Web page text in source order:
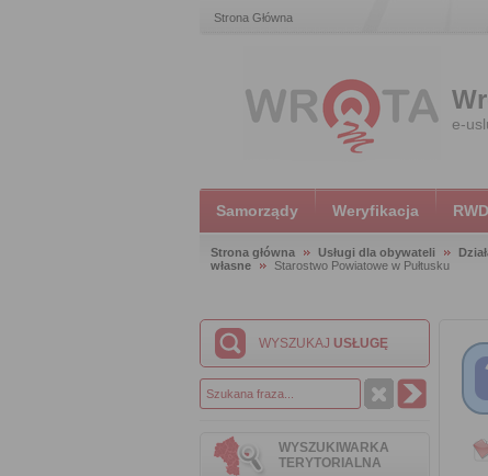
Strona Główna
e-
Samorządy Weryfikacja RWD
Strona główna Usługi dla obywateli
własne
Starostwo Powiatowe w Pułtusku
WYSZUKAJ USŁUGĘ
WYSZUKIWARKA
TERYTORIALNA